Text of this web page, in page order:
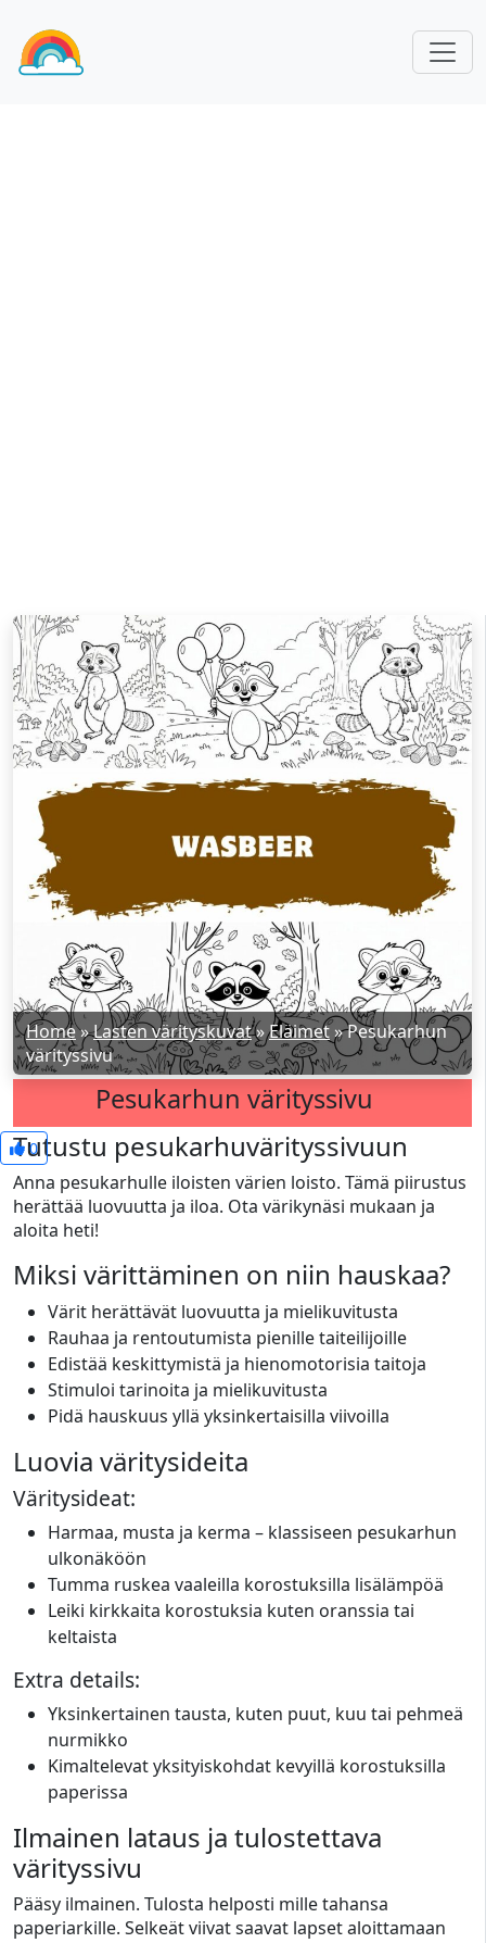
Home»Lasten värityskuvat»Eläimet»Pesukarhun
värityssivu
Pesukarhun värityssivu
0
Tutustu pesukarhuvärityssivuun
Anna pesukarhulle iloisten värien loisto. Tämä piirustus
herättää luovuutta ja iloa. Ota värikynäsi mukaan ja
aloita heti!
Miksi värittäminen on niin hauskaa?
Värit herättävät luovuutta ja mielikuvitusta
Rauhaa ja rentoutumista pienille taiteilijoille
Edistää keskittymistä ja hienomotorisia taitoja
Stimuloi tarinoita ja mielikuvitusta
Pidä hauskuus yllä yksinkertaisilla viivoilla
Luovia väritysideita
Väritysideat:
Harmaa, musta ja kerma – klassiseen pesukarhun
ulkonäköön
Tumma ruskea vaaleilla korostuksilla lisälämpöä
Leiki kirkkaita korostuksia kuten oranssia tai
keltaista
Extra details:
Yksinkertainen tausta, kuten puut, kuu tai pehmeä
nurmikko
Kimaltelevat yksityiskohdat kevyillä korostuksilla
paperissa
Ilmainen lataus ja tulostettava
värityssivu
Pääsy ilmainen. Tulosta helposti mille tahansa
paperiarkille. Selkeät viivat saavat lapset aloittamaan